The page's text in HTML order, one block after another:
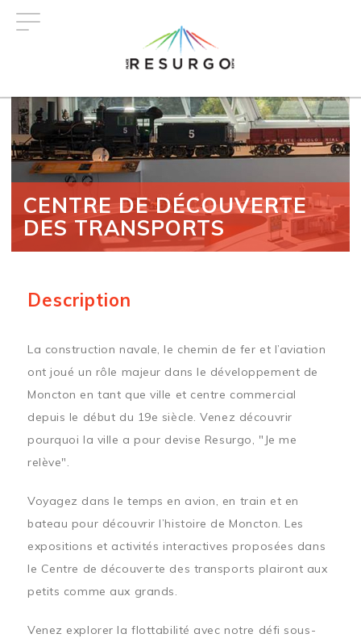
CENTRE DE DÉCOUVERTE
DES TRANSPORTS
Description
La construction navale, le chemin de fer et l’aviation
ont joué un rôle majeur dans le développement de
Moncton en tant que ville et centre commercial
depuis le début du 19e siècle. Venez découvrir
pourquoi la ville a pour devise Resurgo, "Je me
relève".
Voyagez dans le temps en avion, en train et en
bateau pour découvrir l’histoire de Moncton. Les
expositions et activités interactives proposées dans
le Centre de découverte des transports plairont aux
petits comme aux grands.
Venez explorer la flottabilité avec notre défi sous-